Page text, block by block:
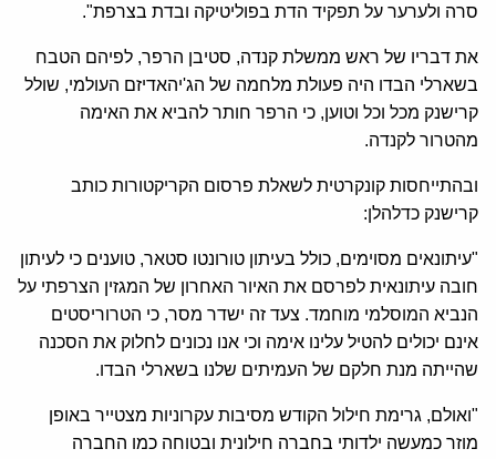
סרה ולערער על תפקיד הדת בפוליטיקה ובדת בצרפת".
את דבריו של ראש ממשלת קנדה, סטיבן הרפר, לפיהם הטבח
בשארלי הבדו היה פעולת מלחמה של הג'יהאדיזם העולמי, שולל
קרישנק מכל וכל וטוען, כי הרפר חותר להביא את האימה
מהטרור לקנדה.
ובהתייחסות קונקרטית לשאלת פרסום הקריקטורות כותב
קרישנק כדלהלן:
"עיתונאים מסוימים, כולל בעיתון טורונטו סטאר, טוענים כי לעיתון
חובה עיתונאית לפרסם את האיור האחרון של המגזין הצרפתי על
הנביא המוסלמי מוחמד. צעד זה ישדר מסר, כי הטרוריסטים
אינם יכולים להטיל עלינו אימה וכי אנו נכונים לחלוק את הסכנה
שהייתה מנת חלקם של העמיתים שלנו בשארלי הבדו.
"ואולם, גרימת חילול הקודש מסיבות עקרוניות מצטייר באופן
מוזר כמעשה ילדותי בחברה חילונית ובטוחה כמו החברה